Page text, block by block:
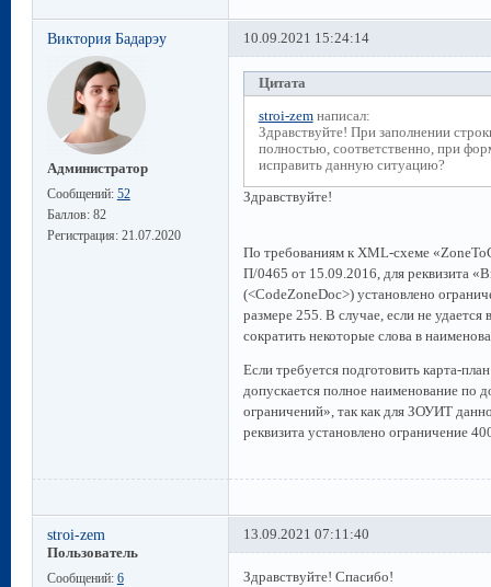
Виктория Бадарэу
Администратор
Сообщений: 52
Баллов: 82
Регистрация: 21.07.2020
10.09.2021 15:24:14
Цитата
stroi-zemнаписал:
Здравствуйте! При заполнении
полностью, соответственно, при
исправить данную ситуацию?
Здравствуйте!
По требованиям к XML-схеме
П/0465 от 15.09.2016, для реквизита
(<CodeZoneDoc>) установлено
размере 255. В случае, если не
сократить некоторые слова в
Если требуется подготовить карта-
допускается полное наименование по
ограничений», так как для ЗОУИТ
реквизита установлено ограничение
stroi-zem
Пользователь
Сообщений: 6
13.09.2021 07:11:40
Здравствуйте! Спасибо!